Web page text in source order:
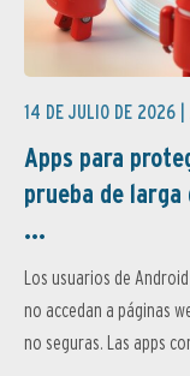
14 DE JULIO DE 2026 |
Apps para
prueba de
...
Los usuarios de
no accedan a páginas
no seguras. Las apps